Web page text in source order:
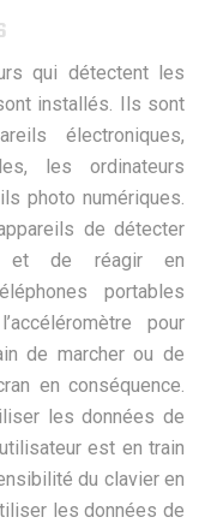
qui détectent les
installés. Ils sont
électroniques,
les ordinateurs
photo numériques.
de détecter
et de réagir en
portables
pour
de marcher ou de
en conséquence.
les données de
est en train
du clavier en
les données de